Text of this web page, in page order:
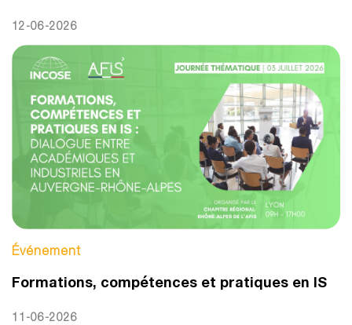
12-06-2026
Événement
Formations, compétences et pratiques en IS
11-06-2026